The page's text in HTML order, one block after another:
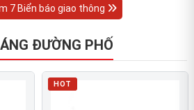
7 Biển báo giao thông
ĐƯỜNG PHỐ
HOT